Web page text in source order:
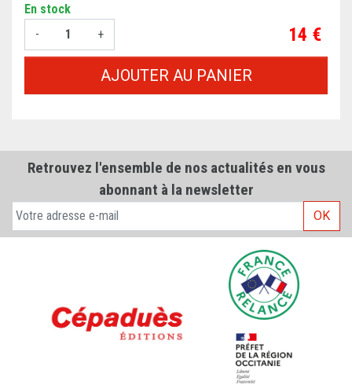
En stock
-
+ Prix
14 €
AJOUTER AU PANIER
Retrouvez l'ensemble de nos actualités en vous
abonnant à la newsletter
OK